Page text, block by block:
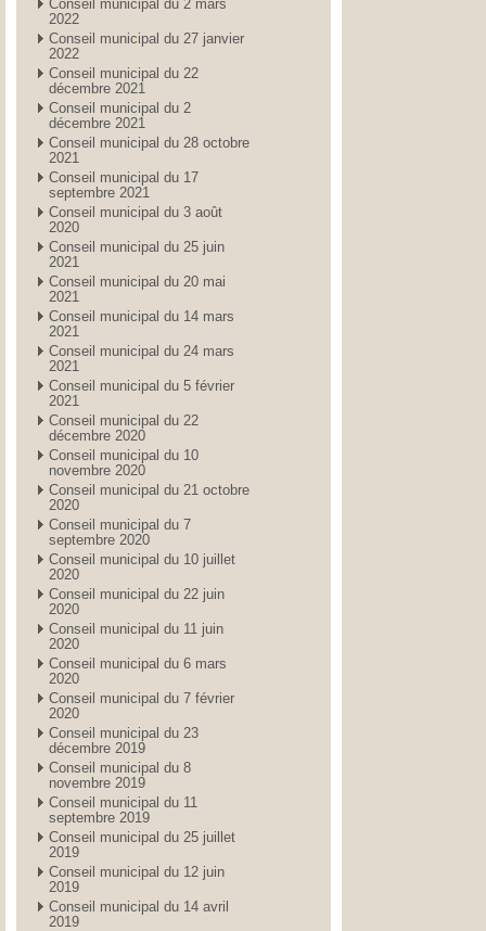
Conseil municipal du 2 mars
2022
Conseil municipal du 27 janvier
2022
Conseil municipal du 22
décembre 2021
Conseil municipal du 2
décembre 2021
Conseil municipal du 28 octobre
2021
Conseil municipal du 17
septembre 2021
Conseil municipal du 3 août
2020
Conseil municipal du 25 juin
2021
Conseil municipal du 20 mai
2021
Conseil municipal du 14 mars
2021
Conseil municipal du 24 mars
2021
Conseil municipal du 5 février
2021
Conseil municipal du 22
décembre 2020
Conseil municipal du 10
novembre 2020
Conseil municipal du 21 octobre
2020
Conseil municipal du 7
septembre 2020
Conseil municipal du 10 juillet
2020
Conseil municipal du 22 juin
2020
Conseil municipal du 11 juin
2020
Conseil municipal du 6 mars
2020
Conseil municipal du 7 février
2020
Conseil municipal du 23
décembre 2019
Conseil municipal du 8
novembre 2019
Conseil municipal du 11
septembre 2019
Conseil municipal du 25 juillet
2019
Conseil municipal du 12 juin
2019
Conseil municipal du 14 avril
2019